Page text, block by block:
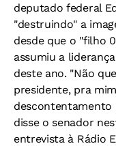
deputado federal
"destruindo" a
desde que o "filho
assumiu a
deste ano. "Não
presidente, pra
descontentamento
disse o senador
entrevista à Rádio